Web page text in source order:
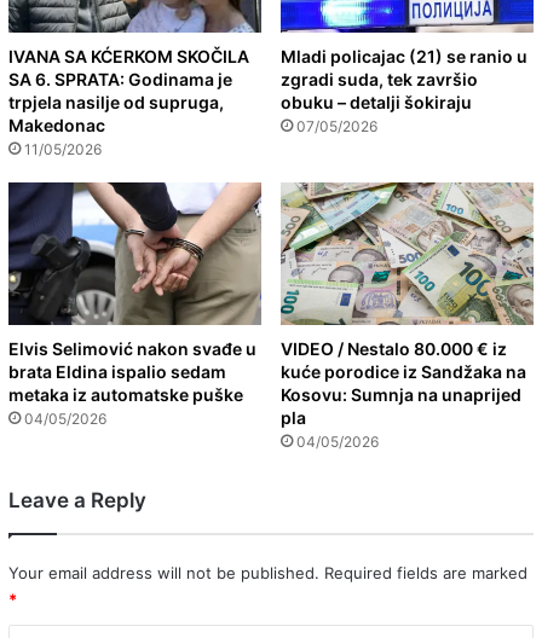
IVANA SA KĆERKOM SKOČILA
SA 6. SPRATA: Godinama je
trpjela nasilje od supruga,
Makedonac
11/05/2026
Mladi policajac (21) se ranio u
zgradi suda, tek završio
obuku – detalji šokiraju
07/05/2026
Elvis Selimović nakon svađe u
brata Eldina ispalio sedam
metaka iz automatske puške
04/05/2026
VIDEO / Nestalo 80.000 € iz
kuće porodice iz Sandžaka na
Kosovu: Sumnja na unaprijed
pla
04/05/2026
Leave a Reply
Your email address will not be published. Required fields are marked
*